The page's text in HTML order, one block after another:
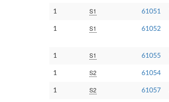
1 S1 61051
1 S1 61052
1 S1 61055
1 S2 61054
1 S2 61057